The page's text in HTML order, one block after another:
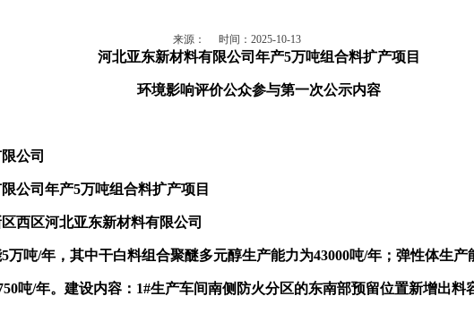
来源： 时间：2025-10-13
河北亚东新材料有限公司年产5万吨组合料扩产项目
环境影响评价公众参与第一次公示内容
公司
公司年产5万吨组合料扩产项目
西区河北亚东新材料有限公司
万吨/年，其中干白料组合聚醚多元醇生产能力为43000吨/年；弹性体生
吨/年。建设内容：1#生产车间南侧防火分区的东南部预留位置新增出料